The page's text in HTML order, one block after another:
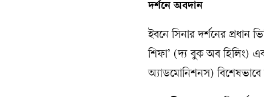
দর্শনে অবদান
ইবনে সিনার দর্শনের প্রধান
শিফা’ (দ্য বুক অব হিলিং)
অ্যাডমোনিশনস)